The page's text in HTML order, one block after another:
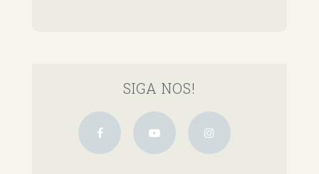
SIGA NOS!